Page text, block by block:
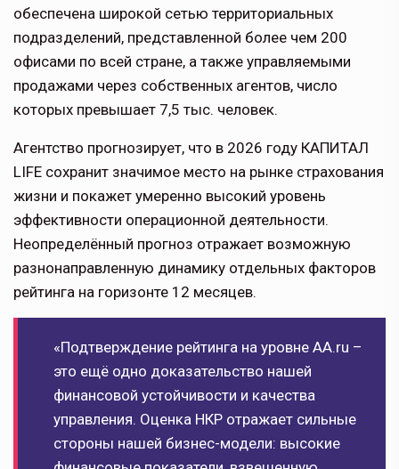
обеспечена широкой сетью территориальных
подразделений, представленной более чем 200
офисами по всей стране, а также управляемыми
продажами через собственных агентов, число
которых превышает 7,5 тыс. человек.
Агентство прогнозирует, что в 2026 году КАПИТАЛ
LIFE сохранит значимое место на рынке страхования
жизни и покажет умеренно высокий уровень
эффективности операционной деятельности.
Неопределённый прогноз отражает возможную
разнонаправленную динамику отдельных факторов
рейтинга на горизонте 12 месяцев.
«Подтверждение рейтинга на уровне AA.ru –
это ещё одно доказательство нашей
финансовой устойчивости и качества
управления. Оценка НКР отражает сильные
стороны нашей бизнес-модели: высокие